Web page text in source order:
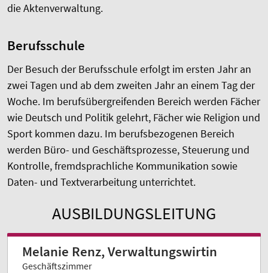
die Aktenverwaltung.
Berufsschule
Der Besuch der Berufsschule erfolgt im ersten Jahr an
zwei Tagen und ab dem zweiten Jahr an einem Tag der
Woche. Im berufsübergreifenden Bereich werden Fächer
wie Deutsch und Politik gelehrt, Fächer wie Religion und
Sport kommen dazu. Im berufsbezogenen Bereich
werden Büro- und Geschäftsprozesse, Steuerung und
Kontrolle, fremdsprachliche Kommunikation sowie
Daten- und Textverarbeitung unterrichtet.
AUSBILDUNGSLEITUNG
Melanie Renz, Verwaltungswirtin
Geschäftszimmer